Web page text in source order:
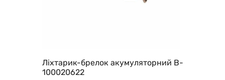
Ліхтарик-брелок акумуляторний B-
100020622